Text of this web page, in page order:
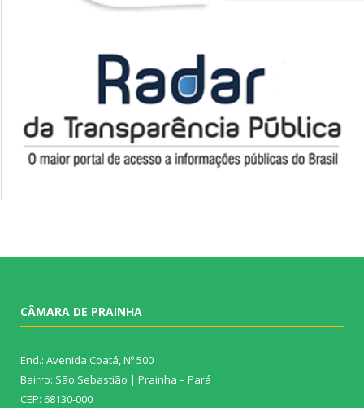
CÂMARA DE PRAINHA
End.: Avenida Coatá, Nº 500
Bairro: São Sebastião | Prainha – Pará
CEP: 68130-000